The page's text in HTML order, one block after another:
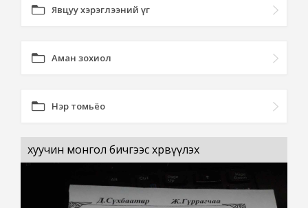
Явцуу хэрэглээний үг
Аман зохиол
Нэр томьёо
хуучин монгол бичгээс хөрвүүлэх